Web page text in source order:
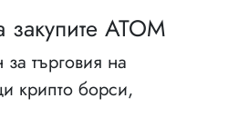
ATOM
търговия на
крипто борси,